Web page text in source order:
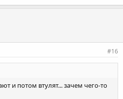
#16
и потом втулят... зачем чего-то